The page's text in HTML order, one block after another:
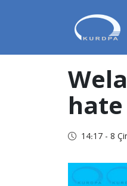
14:17 - 8